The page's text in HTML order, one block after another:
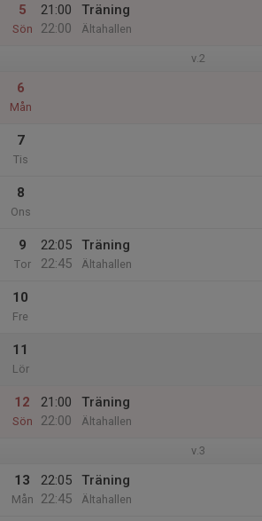
5
Sön
21:00
22:00
Träning
Ältahallen
v.2
6
Mån
7
Tis
8
Ons
9
Tor
22:05
22:45
Träning
Ältahallen
10
Fre
11
Lör
12
Sön
21:00
22:00
Träning
Ältahallen
v.3
13
Mån
22:05
22:45
Träning
Ältahallen